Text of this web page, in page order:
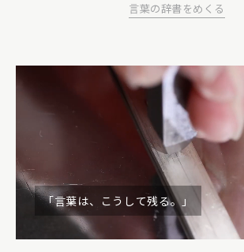
言葉の辞書をめくる
「言葉は、こうして残る。」